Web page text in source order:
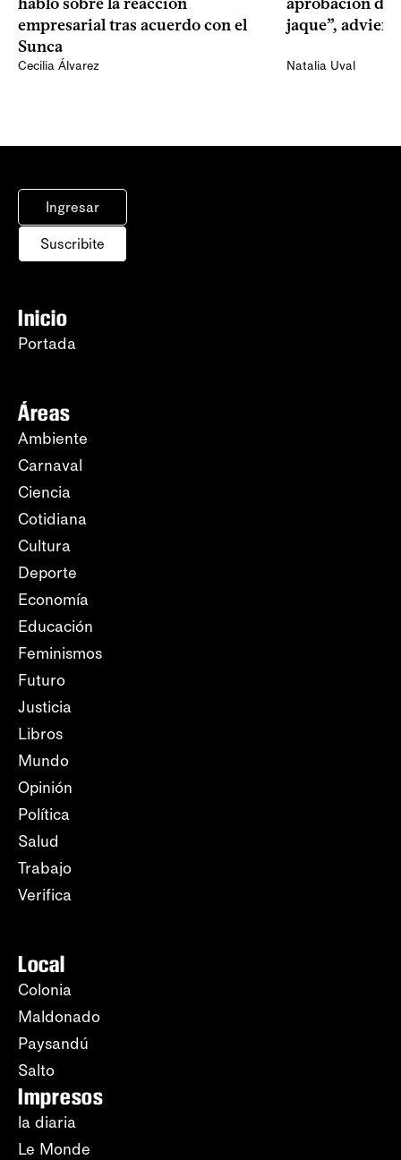
empresarial tras acuerdo con el
Sunca
Cecilia Álvarez
jaque”,
Natalia Uval
Ingresar
Suscribite
Inicio
Portada
Áreas
Ambiente
Carnaval
Ciencia
Cotidiana
Cultura
Deporte
Economía
Educación
Feminismos
Futuro
Justicia
Libros
Mundo
Opinión
Política
Salud
Trabajo
Verifica
Local
Colonia
Maldonado
Paysandú
Salto
Impresos
la diaria
Le Monde